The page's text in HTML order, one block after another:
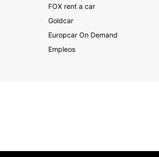
FOX rent a car
Goldcar
Europcar On Demand
Empleos